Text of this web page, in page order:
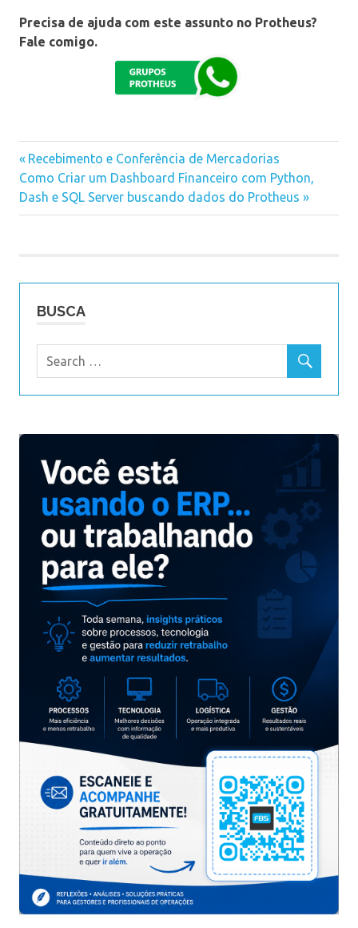
Precisa de ajuda com este assunto no Protheus?
Fale comigo.
Navegação
de
Previous
Post:
Recebimento e Conferência de Mercadorias
Next
Post:
Como Criar um Dashboard Financeiro com Python,
Dash e SQL Server buscando dados do Protheus
BUSCA